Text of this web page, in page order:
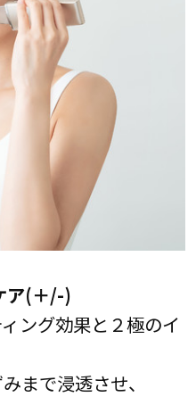
ア(＋/-)
ング効果と２極のイ
まで浸透させ、